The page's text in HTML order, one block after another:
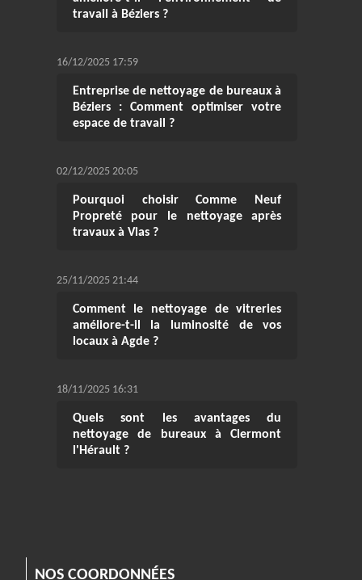
travail à Béziers ?
16/12/2025 17:59
Entreprise de nettoyage de bureaux à
Béziers : Comment optimiser votre
espace de travail ?
02/12/2025 20:05
Pourquoi choisir Comme Neuf
Propreté pour le nettoyage après
travaux à Vias ?
25/11/2025 21:44
Comment le nettoyage de vitreries
améliore-t-il la luminosité de vos
locaux à Agde ?
18/11/2025 16:31
Quels sont les avantages du
nettoyage de bureaux à Clermont
l'Hérault ?
NOS COORDONNÉES